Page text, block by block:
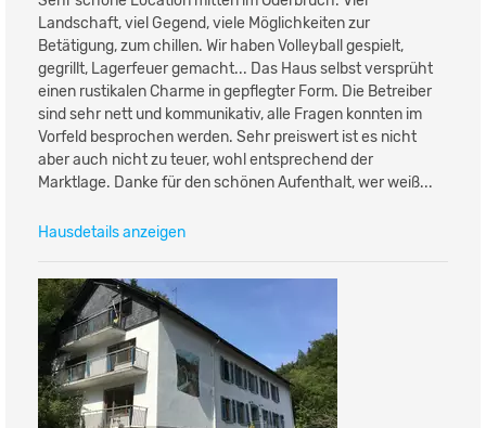
Landschaft, viel Gegend, viele Möglichkeiten zur
Betätigung, zum chillen. Wir haben Volleyball gespielt,
gegrillt, Lagerfeuer gemacht... Das Haus selbst versprüht
einen rustikalen Charme in gepflegter Form. Die Betreiber
sind sehr nett und kommunikativ, alle Fragen konnten im
Vorfeld besprochen werden. Sehr preiswert ist es nicht
aber auch nicht zu teuer, wohl entsprechend der
Marktlage. Danke für den schönen Aufenthalt, wer weiß...
Hausdetails anzeigen